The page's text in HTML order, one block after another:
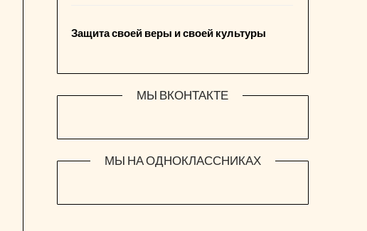
Защита своей веры и своей культуры
МЫ ВКОНТАКТЕ
МЫ НА ОДНОКЛАССНИКАХ